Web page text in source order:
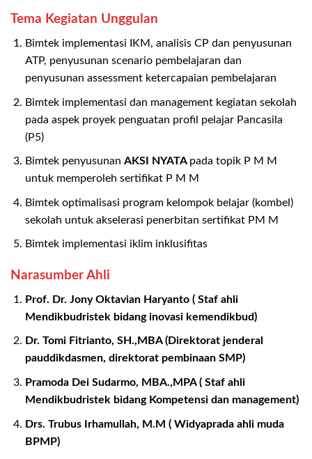
Tema Kegiatan Unggulan
Bimtek implementasi IKM, analisis CP dan penyusunan
ATP, penyusunan scenario pembelajaran dan
penyusunan assessment ketercapaian pembelajaran
Bimtek implementasi dan management kegiatan sekolah
pada aspek proyek penguatan profil pelajar Pancasila
(P5)
Bimtek penyusunan AKSI NYATA pada topik P M M
untuk memperoleh sertifikat P M M
Bimtek optimalisasi program kelompok belajar (kombel)
sekolah untuk akselerasi penerbitan sertifikat PM M
Bimtek implementasi iklim inklusifitas
Narasumber Ahli
Prof. Dr. Jony Oktavian Haryanto ( Staf ahli
Mendikbudristek bidang inovasi kemendikbud)
Dr. Tomi Fitrianto, SH.,MBA (Direktorat jenderal
pauddikdasmen, direktorat pembinaan SMP)
Pramoda Dei Sudarmo, MBA.,MPA ( Staf ahli
Mendikbudristek bidang Kompetensi dan management)
Drs. Trubus Irhamullah, M.M ( Widyaprada ahli muda
BPMP)